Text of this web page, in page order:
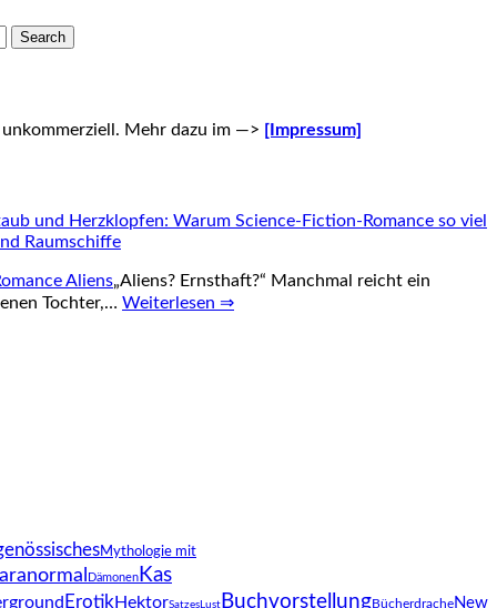
Mehr dazu im —> [Impressum]
und Herzklopfen: Warum Science-Fiction-Romance so viel
Raumschiffe
„Aliens? Ernsthaft?“ Manchmal reicht ein
Tochter,… Weiterlesen ⇒
Mythologie mit
Dämonen Kas
ErotikHektorSatzesLust BuchvorstellungBücherdracheNew